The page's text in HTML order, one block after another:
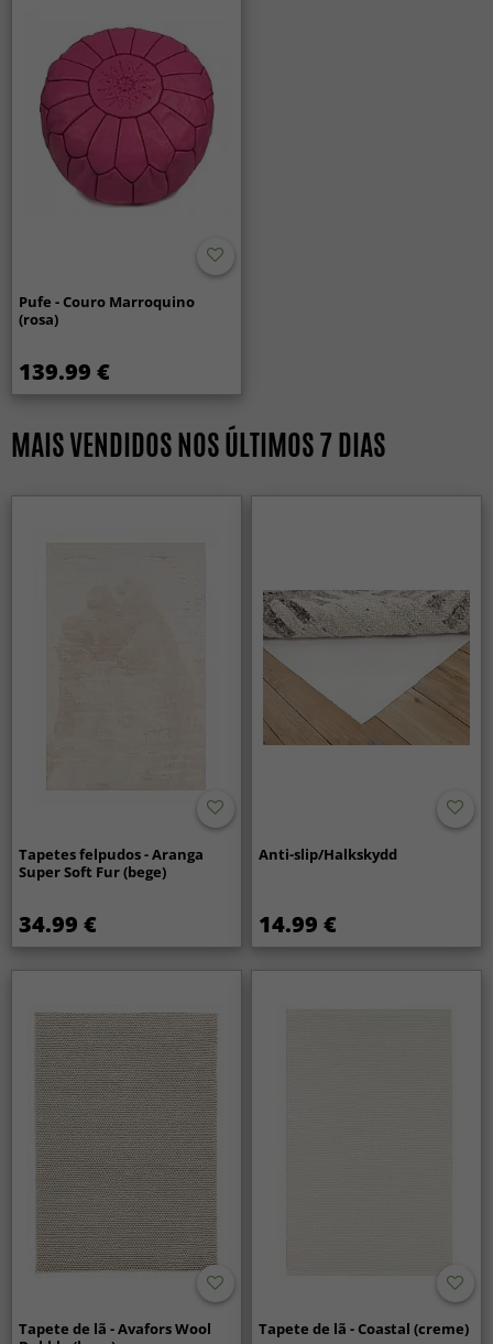
Pufe - Couro Marroquino
(rosa)
139.99 €
MAIS VENDIDOS NOS ÚLTIMOS 7 DIAS
Tapetes felpudos - Aranga
Super Soft Fur (bege)
34.99 €
Anti-slip/Halkskydd
14.99 €
Tapete de lã - Avafors Wool
Tapete de lã - Coastal (creme)